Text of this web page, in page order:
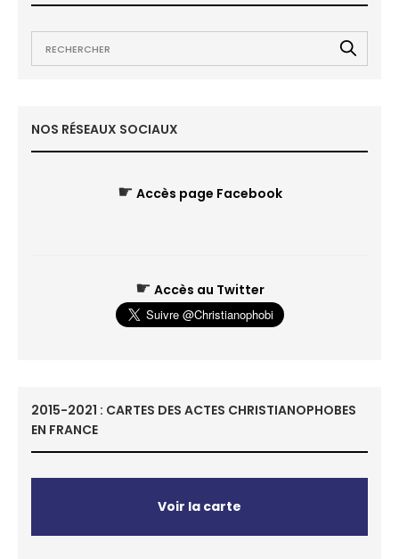
NOS RÉSEAUX SOCIAUX
☛ Accès page Facebook
☛ Accès au Twitter
2015-2021 : CARTES DES ACTES CHRISTIANOPHOBES
EN FRANCE
Voir la carte